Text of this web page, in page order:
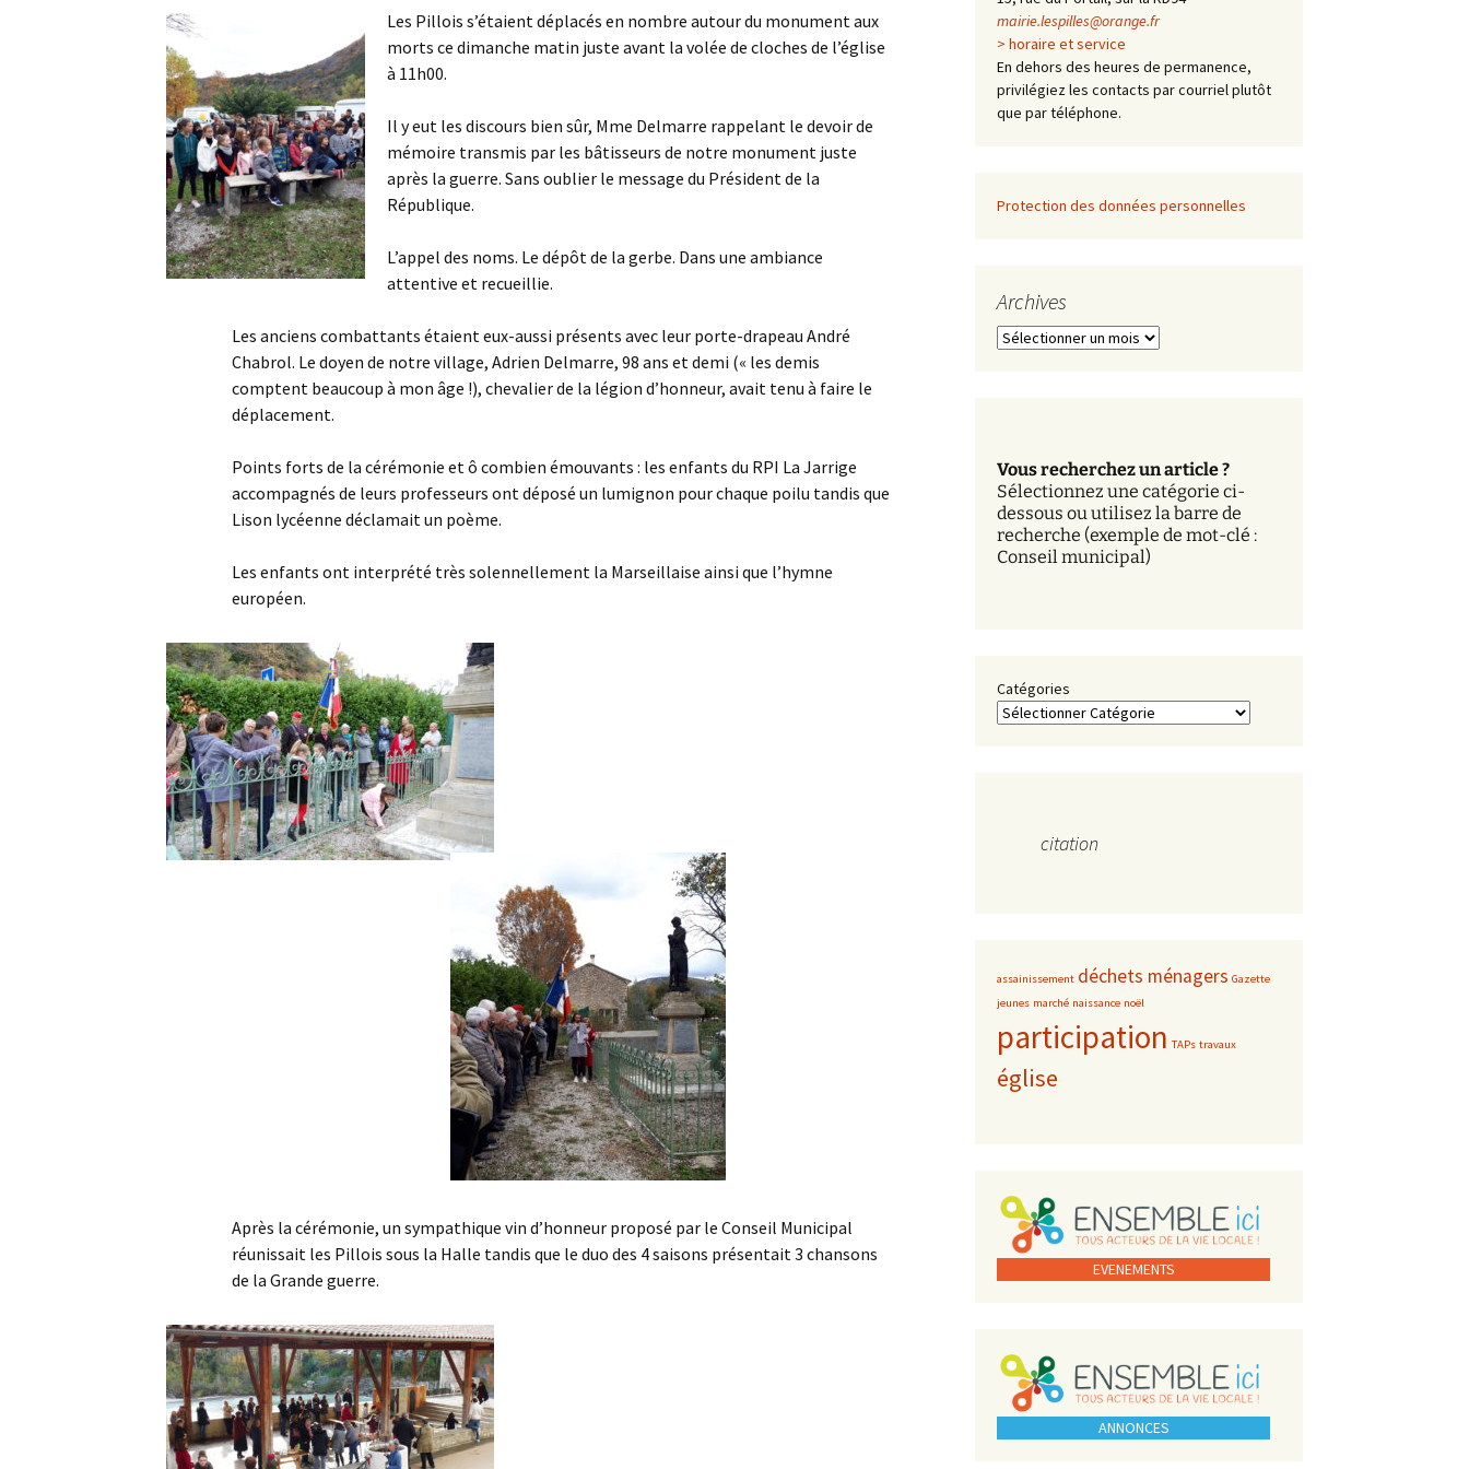
Arrêtés
Les Pillois s’étaient déplacés en nombre autour du monument aux
morts ce dimanche matin juste avant la volée de cloches de l’église
à 11h00.
Il y eut les discours bien sûr, Mme Delmarre rappelant le devoir de
mémoire transmis par les bâtisseurs de notre monument juste
après la guerre. Sans oublier le message du Président de la
République.
L’appel des noms. Le dépôt de la gerbe. Dans une ambiance
attentive et recueillie.
Les anciens combattants étaient eux-aussi présents avec leur porte-drapeau André
Chabrol. Le doyen de notre village, Adrien Delmarre, 98 ans et demi (« les demis
comptent beaucoup à mon âge !), chevalier de la légion d’honneur, avait tenu à faire le
déplacement.
Points forts de la cérémonie et ô combien émouvants : les enfants du RPI La Jarrige
accompagnés de leurs professeurs ont déposé un lumignon pour chaque poilu tandis que
Lison lycéenne déclamait un poème.
Les enfants ont interprété très solennellement la Marseillaise ainsi que l’hymne
européen.
Après la cérémonie, un sympathique vin d’honneur proposé par le Conseil Municipal
réunissait les Pillois sous la Halle tandis que le duo des 4 saisons présentait 3 chansons
de la Grande guerre.
mairie.lespilles@orange.fr
> horaire et service
En dehors des heures de permanence,
privilégiez les contacts par courriel plutôt
que par téléphone.
Protection des données personnelles
Archives
A
e
s
Vous recherchez un article ?
Sélectionnez une catégorie ci-
dessous ou utilisez la barre de
recherche (exemple de mot-clé :
Conseil municipal)
Catégories
citation
assainissement déchets ménagers Gazette
jeunes marché naissance noël
participation TAPs travaux
église
EVENEMENTS
ANNONCES